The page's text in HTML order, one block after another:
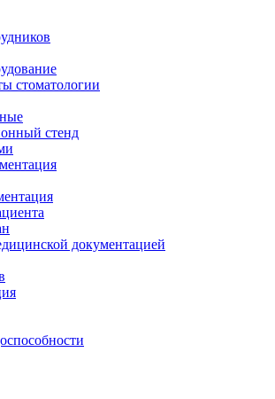
стоматологии
стенд
документацией